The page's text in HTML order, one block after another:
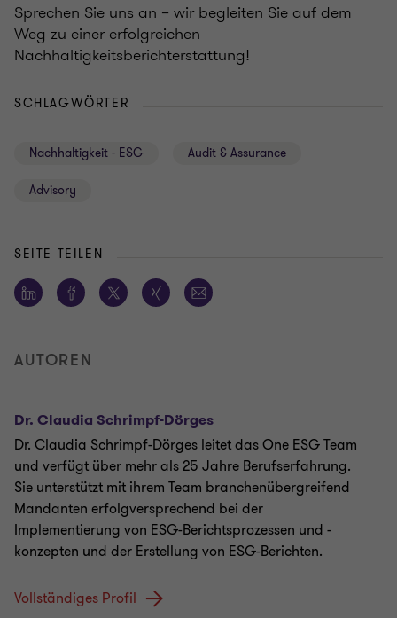
Sprechen Sie uns an – wir begleiten Sie auf dem
Weg zu einer erfolgreichen
Nachhaltigkeitsberichterstattung!
SCHLAGWÖRTER
Nachhaltigkeit - ESG Audit & Assurance
Advisory
SEITE TEILEN
AUTOREN
Dr. Claudia Schrimpf-Dörges
Dr. Claudia Schrimpf-Dörges leitet das One ESG Team
und verfügt über mehr als 25 Jahre Berufserfahrung.
Sie unterstützt mit ihrem Team branchenübergreifend
Mandanten erfolgversprechend bei der
Implementierung von ESG-Berichtsprozessen und -
konzepten und der Erstellung von ESG-Berichten.
Vollständiges Profil